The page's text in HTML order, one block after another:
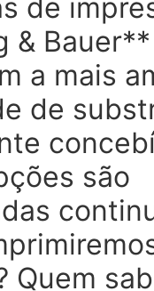
de
& Bauer**
a mais
de
são
Quem